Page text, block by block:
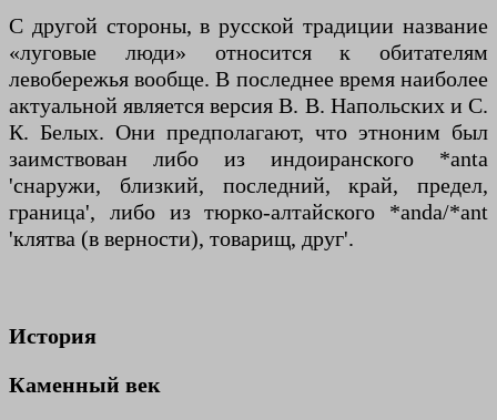
С другой стороны, в русской традиции название
«луговые люди» относится к обитателям
левобережья вообще. В последнее время наиболее
актуальной является версия В. В. Напольских и С.
К. Белых. Они предполагают, что этноним был
заимствован либо из индоиранского *anta
'снаружи, близкий, последний, край, предел,
граница', либо из тюрко-алтайского *anda/*ant
'клятва (в верности), товарищ, друг'.
История
Каменный век